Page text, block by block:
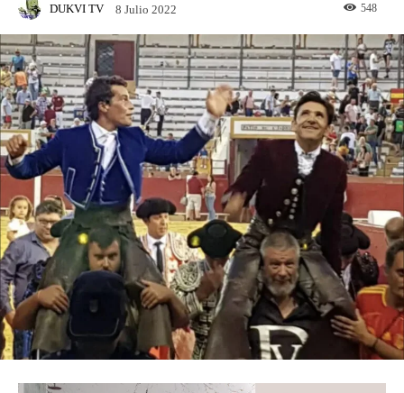
DUKVI TV 8 Julio 2022 548